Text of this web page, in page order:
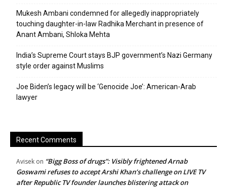
Mukesh Ambani condemned for allegedly inappropriately
touching daughter-in-law Radhika Merchant in presence of
Anant Ambani, Shloka Mehta
India’s Supreme Court stays BJP government’s Nazi Germany
style order against Muslims
Joe Biden’s legacy will be ‘Genocide Joe’: American-Arab
lawyer
Recent Comments
Avisek on “Bigg Boss of drugs”: Visibly frightened Arnab
Goswami refuses to accept Arshi Khan’s challenge on LIVE TV
after Republic TV founder launches blistering attack on